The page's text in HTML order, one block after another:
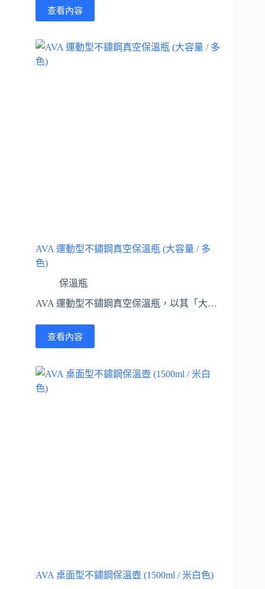
查看內容
AVA 運動型不鏽鋼真空保溫瓶 (大容量 / 多
色)
保溫瓶
AVA 運動型不鏽鋼真空保溫瓶，以其「大…
查看內容
AVA 桌面型不鏽鋼保溫壺 (1500ml / 米白色)